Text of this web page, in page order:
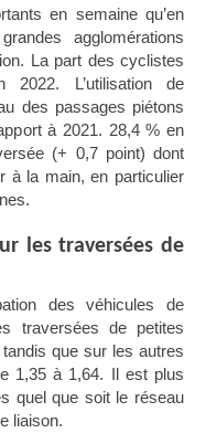
en semaine qu’en
agglomérations
La part des cyclistes
2022. L’utilisation de
des passages piétons
à 2021. 28,4 % en
(+ 0,7 point) dont
à la main, en particulier
les traversées de
des véhicules de
traversées de petites
que sur les autres
1,35 à 1,64. Il est plus
quel que soit le réseau
liaison.